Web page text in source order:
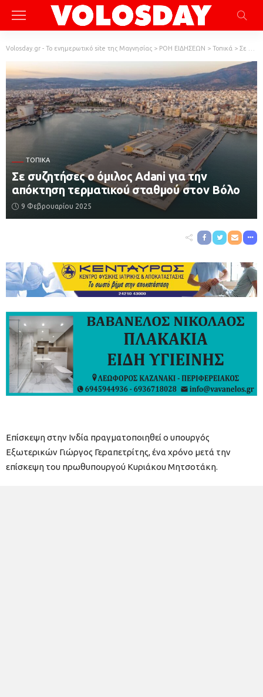
Volosday.gr - Το ενημερωτικό site της Μαγνησίας > ΡΟΗ ΕΙΔΗΣΕΩΝ > Τοπικά > Σε συζητήσες ο όμιλος Adani για την απόκτηση τερματικού σταθμού στον Βόλο
ΤΟΠΙΚΆ
Σε συζητήσες ο όμιλος Adani για την
απόκτηση τερματικού σταθμού στον Βόλο
9 Φεβρουαρίου 2025
Επίσκεψη στην Ινδία πραγματοποιηθεί ο υπουργός
Εξωτερικών Γιώργος Γεραπετρίτης, ένα χρόνο μετά την
επίσκεψη του πρωθυπουργού Κυριάκου Μητσοτάκη.